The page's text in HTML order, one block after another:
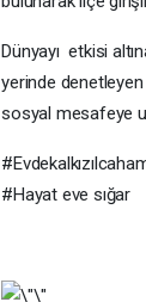
Dünyayı etkisi
yerinde
sosyal mesafeye
#Hayat eve sığar